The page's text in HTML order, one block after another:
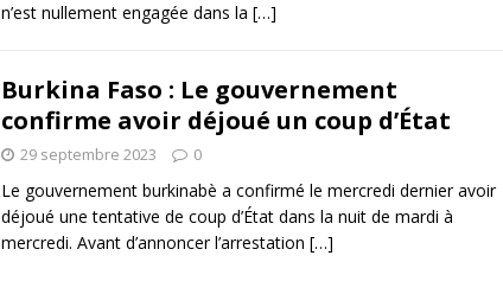
n’est nullement engagée dans la […]
Burkina Faso : Le gouvernement
confirme avoir déjoué un coup d’État
29 septembre 2023 0
Le gouvernement burkinabè a confirmé le mercredi dernier avoir
déjoué une tentative de coup d’État dans la nuit de mardi à
mercredi. Avant d’annoncer l’arrestation […]